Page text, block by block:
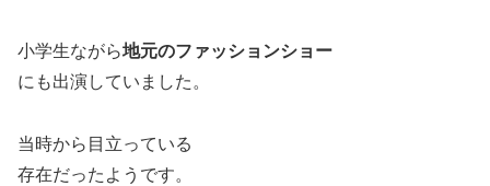
小学生ながら地元のファッションショー
にも出演していました。
当時から目立っている
存在だったようです。